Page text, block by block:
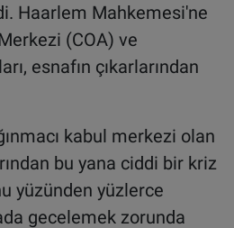
Haarlem Mahkemesi'ne
(COA) ve
esnafın çıkarlarından
kabul merkezi olan
bu yana ciddi bir kriz
yüzünden yüzlerce
gecelemek zorunda